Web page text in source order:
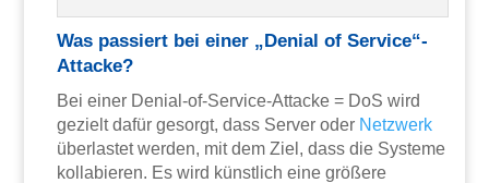
Was passiert bei einer „Denial of Service“-
Attacke?
Bei einer Denial-of-Service-Attacke = DoS wird
gezielt dafür gesorgt, dass Server oder Netzwerk
überlastet werden, mit dem Ziel, dass die Systeme
kollabieren. Es wird künstlich eine größere